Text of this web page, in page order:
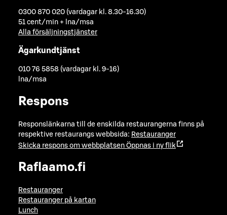
0300 870 020 (vardagar kl. 8.30-16.30)
51 cent/min + lna/msa
Alla försäljningstjänster
Ägarkundtjänst
010 76 5858 (vardagar kl. 9-16)
lna/msa
Respons
Responslänkarna till de enskilda restaurangerna finns på
respektive restaurangs webbsida: Restauranger
Skicka respons om webbplatsen Öppnas i ny flik
Raflaamo.fi
Restauranger
Restauranger på kartan
Lunch